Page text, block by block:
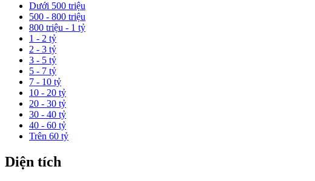
Dưới 500 triệu
500 - 800 triệu
800 triệu - 1 tỷ
1 - 2 tỷ
2 - 3 tỷ
3 - 5 tỷ
5 - 7 tỷ
7 - 10 tỷ
10 - 20 tỷ
20 - 30 tỷ
30 - 40 tỷ
40 - 60 tỷ
Trên 60 tỷ
Diện tích